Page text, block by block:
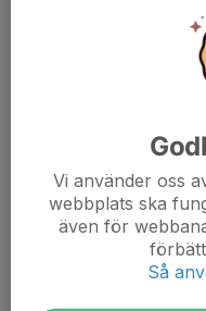
- Roliga och varierande
- Mycket istid under
- Utrustning i form av
- Förråd där utrustning kan
- Medlemskap i Kista
- Marknadens lägsta
- Skridskoslipning
- Övrig låneutrustning
Vi använder oss
webbplats ska
även för
Så